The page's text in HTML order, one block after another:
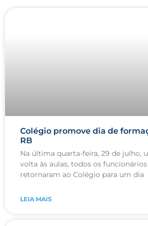
Colégio promove dia de
RB
Na última quarta-feira, 29 de julho,
volta às aulas, todos os
retornaram ao Colégio para um dia
LEIA MAIS